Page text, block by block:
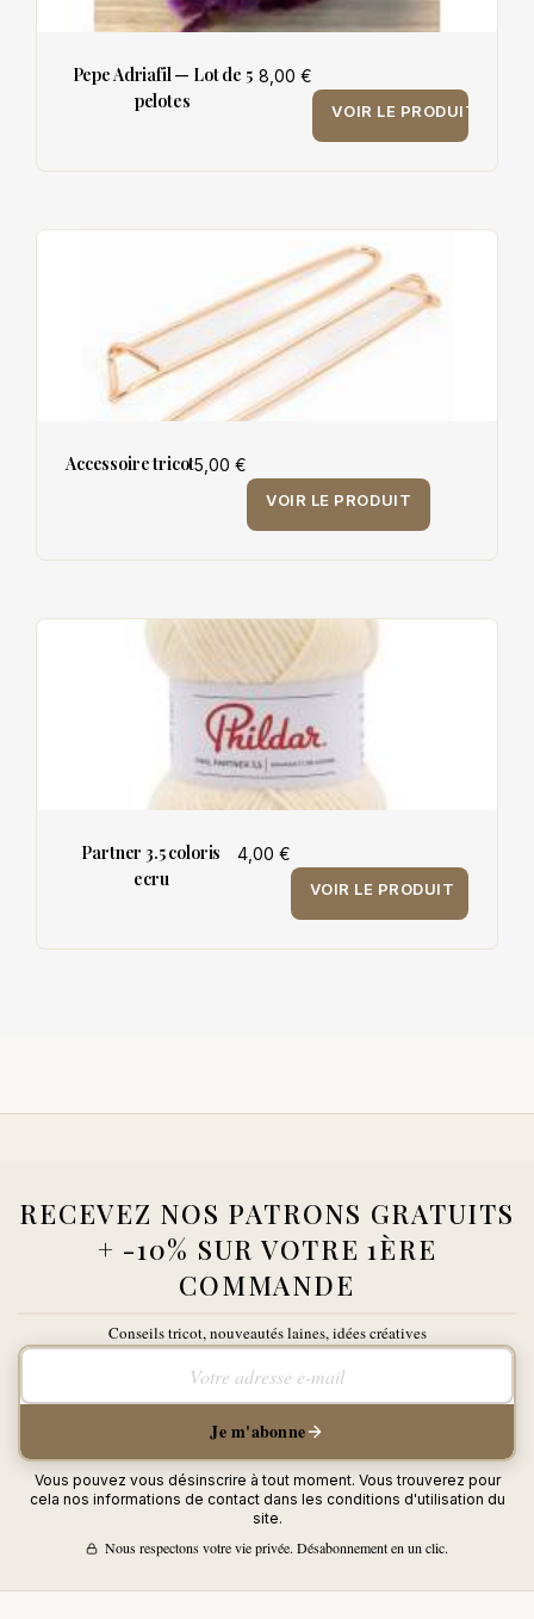
Pepe Adriafil — Lot de 5
pelotes
8,00 €
VOIR LE PRODUIT
Accessoire tricot5,00 €
VOIR LE PRODUIT
Partner 3.5 coloris
ecru
4,00 €
VOIR LE PRODUIT
RECEVEZ NOS PATRONS GRATUITS
+ -10% SUR VOTRE 1ÈRE
COMMANDE
Conseils tricot, nouveautés laines, idées créatives
Votre adresse e-mail
Je m'abonne
Vous pouvez vous désinscrire à tout moment. Vous trouverez pour
cela nos informations de contact dans les conditions d'utilisation du
site.
Nous respectons votre vie privée. Désabonnement en un clic.